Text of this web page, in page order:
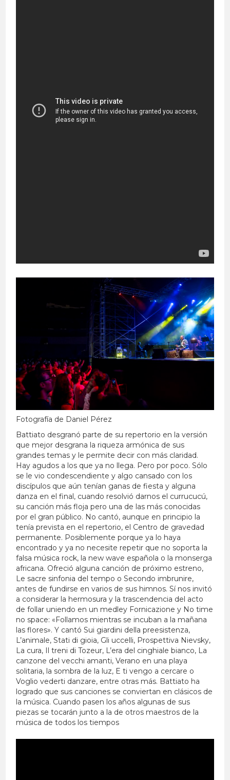
Fotografía de Daniel Pérez
Battiato desgranó parte de su repertorio en la versión
que mejor desgrana la riqueza armónica de sus
grandes temas y le permite decir con más claridad.
Hay agudos a los que ya no llega. Pero por poco. Sólo
se le vio condescendiente y algo cansado con los
discípulos que aún tenían ganas de fiesta y alguna
danza en el final, cuando resolvió darnos el currucucú,
su canción más floja pero una de las más conocidas
por el gran público. No cantó, aunque en principio la
tenía prevista en el repertorio, el Centro de gravedad
permanente. Posiblemente porque ya lo haya
encontrado y ya no necesite repetir que no soporta la
falsa música rock, la new wave española o la monserga
africana. Ofreció alguna canción de próximo estreno,
Le sacre sinfonia del tempo o Secondo imbrunire,
antes de fundirse en varios de sus himnos. Sí nos invitó
a considerar la hermosura y la trascendencia del acto
de follar uniendo en un medley Fornicazione y No time
no space: «Follamos mientras se incuban a la mañana
las flores». Y cantó Sui giardini della preesistenza,
L’animale, Stati di gioia, Gli uccelli, Prospettiva Nievsky,
La cura, Il treni di Tozeur, L’era del cinghiale bianco, La
canzone del vecchi amanti, Verano en una playa
solitaria, la sombra de la luz, E ti vengo a cercare o
Voglio vederti danzare, entre otras más. Battiato ha
logrado que sus canciones se conviertan en clásicos de
la música. Cuando pasen los años algunas de sus
piezas se tocarán junto a la de otros maestros de la
música de todos los tiempos